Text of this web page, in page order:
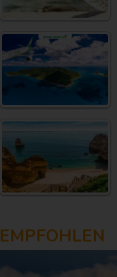
EMPFOHLEN